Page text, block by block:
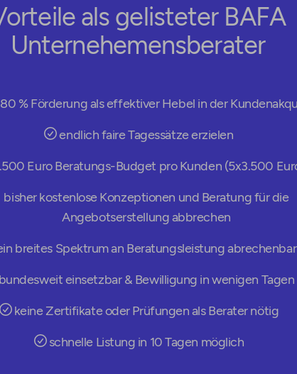
als gelisteter BAFA
Unternehemensberater
% Förderung als effektiver Hebel in der
endlich faire Tagessätze erzielen
Euro Beratungs-Budget pro Kunden (5x3.500
bisher kostenlose Konzeptionen und Beratung für die
Angebotserstellung abbrechen
breites Spektrum an Beratungsleistung abrechenbar
bundesweit einsetzbar & Bewilligung in wenigen Tagen
keine Zertifikate oder Prüfungen als Berater nötig
schnelle Listung in 10 Tagen möglich